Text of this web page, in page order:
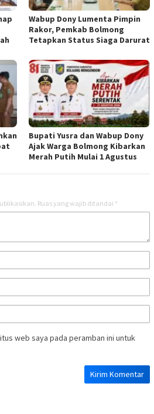
Wabup Dony Lumenta Pimpin
Rakor, Pemkab Bolmong
Tetapkan Status Siaga Darurat
Bupati Yusra dan Wabup Dony
Ajak Warga Bolmong Kibarkan
Merah Putih Mulai 1 Agustus
Ruas yang wajib ditandai *
web saya pada peramban ini untuk